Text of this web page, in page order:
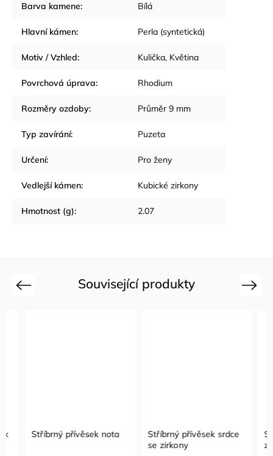
Barva kamene: Bílá
Hlavní kámen: Perla (syntetická)
Motiv / Vzhled: Kulička, Květina
Povrchová úprava: Rhodium
Rozměry ozdoby: Průměr 9 mm
Typ zavírání: Puzeta
Určení: Pro ženy
Vedlejší kámen: Kubické zirkony
Hmotnost (g): 2.07
Související produkty
Previous
Stříbrný přívěsek nota
Stříbrný přívěsek srdce
se zirkony
Next